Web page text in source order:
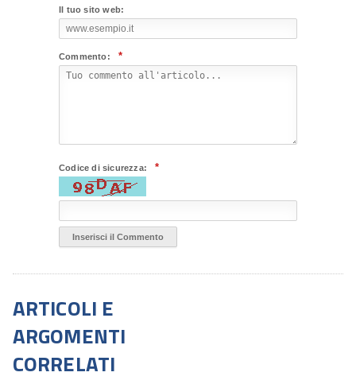
Il tuo sito web:
Commento: *
Codice di sicurezza: *
ARTICOLI E
ARGOMENTI
CORRELATI